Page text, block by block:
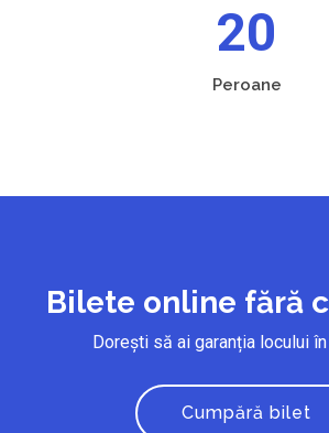
20
Peroane
Bilete online fără
Dorești să ai garanția locului
Cumpără bilet